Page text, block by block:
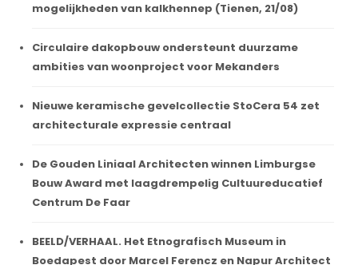
mogelijkheden van kalkhennep (Tienen, 21/08)
Circulaire dakopbouw ondersteunt duurzame
ambities van woonproject voor Mekanders
Nieuwe keramische gevelcollectie StoCera 54 zet
architecturale expressie centraal
De Gouden Liniaal Architecten winnen Limburgse
Bouw Award met laagdrempelig Cultuureducatief
Centrum De Faar
BEELD/VERHAAL. Het Etnografisch Museum in
Boedapest door Marcel Ferencz en Napur Architect